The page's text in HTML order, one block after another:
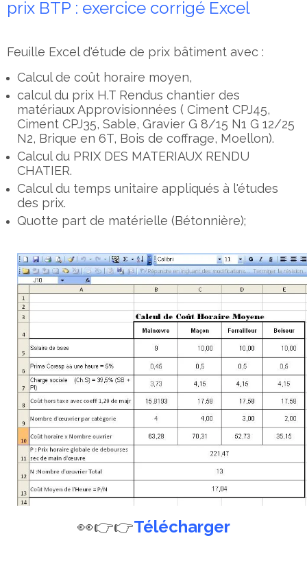
prix BTP : exercice corrigé Excel
Feuille Excel d'étude de prix bâtiment avec :
Calcul de coût horaire moyen,
calcul du prix H.T Rendus chantier des
matériaux Approvisionnées ( Ciment CPJ45,
Ciment CPJ35, Sable, Gravier G 8/15 N1 G 12/25
N2, Brique en 6T, Bois de coffrage, Moellon).
Calcul du PRIX DES MATERIAUX RENDU
CHATIER.
Calcul du temps unitaire appliqués à l'études
des prix.
Quotte part de matérielle (Bétonnière);
👀👉👉Télécharger